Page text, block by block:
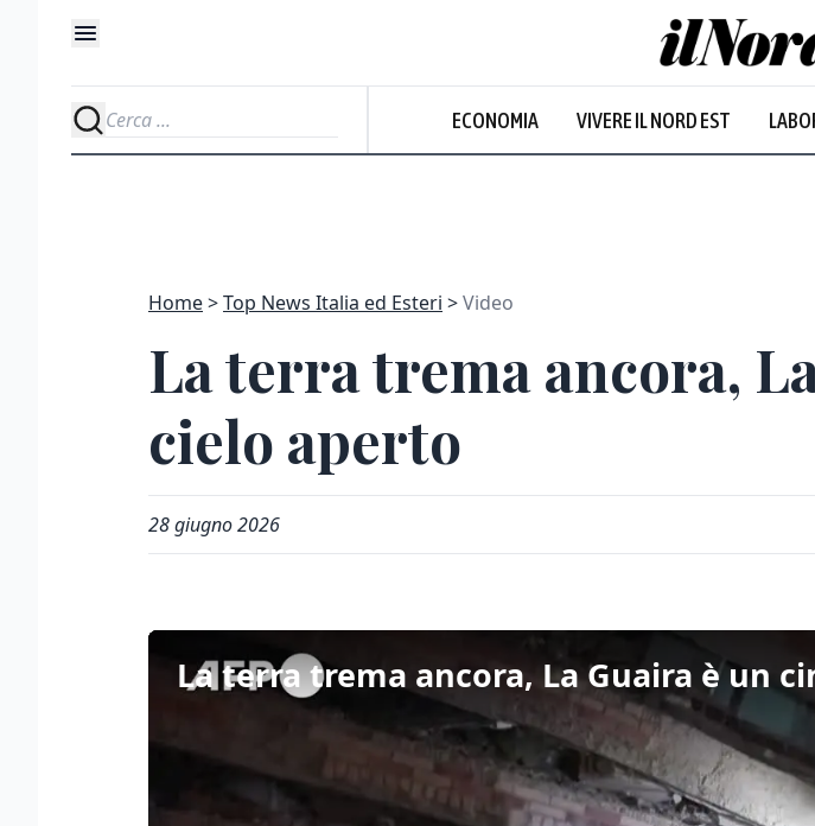
ECONOMIA VIVERE IL NORD EST
Home Top News Italia ed Esteri Video
La terra trema ancora,
cielo aperto
28 giugno 2026
La terra trema ancora, La Guaira è un